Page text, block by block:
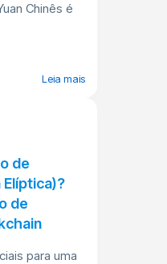
Chinês é
Leia mais
de
de
para uma